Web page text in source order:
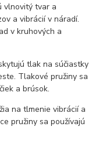
vlnovitý tvar a
a vibrácií v náradí.
v kruhových a
tlak na súčiastky
Tlakové pružiny sa
a brúsok.
na tlmenie vibrácií a
pružiny sa používajú